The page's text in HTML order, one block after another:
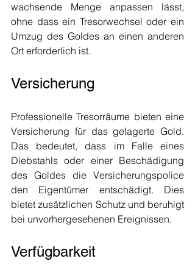
wachsende Menge anpassen lässt,
ohne dass ein Tresorwechsel oder ein
Umzug des Goldes an einen anderen
Ort erforderlich ist.
Versicherung
Professionelle Tresorräume bieten eine
Versicherung für das gelagerte Gold.
Das bedeutet, dass im Falle eines
Diebstahls oder einer Beschädigung
des Goldes die Versicherungspolice
den Eigentümer entschädigt. Dies
bietet zusätzlichen Schutz und beruhigt
bei unvorhergesehenen Ereignissen.
Verfügbarkeit